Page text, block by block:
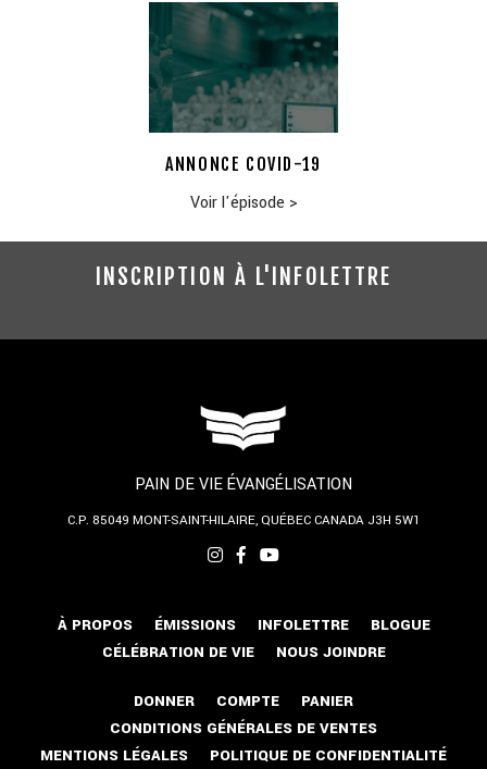
ANNONCE COVID-19
Voir l'épisode >
INSCRIPTION À L'INFOLETTRE
PAIN DE VIE ÉVANGÉLISATION
C.P. 85049 MONT-SAINT-HILAIRE, QUÉBECCANADA J3H 5W1
À PROPOS ÉMISSIONS INFOLETTRE
BLOGUE
CÉLÉBRATION DE VIE
NOUS JOINDRE
DONNER COMPTE
PANIER
CONDITIONS GÉNÉRALES DE VENTES
MENTIONS LÉGALES
POLITIQUE DE CONFIDENTIALITÉ